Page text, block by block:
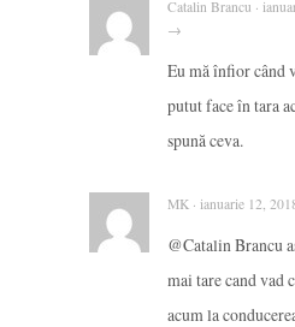
Catalin Brancu ·
→
Eu mă înfior când
putut face în tara
spună ceva.
MK · ianuarie 12,
@Catalin Brancu
mai tare cand vad
acum la